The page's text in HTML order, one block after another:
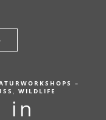
–
, WILDLIFE
in